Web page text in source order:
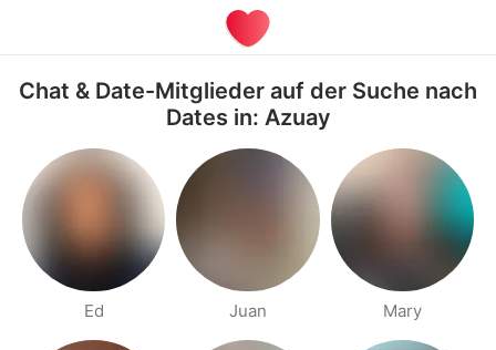
Chat & Date-Mitglieder auf der Suche nach
Dates in: Azuay
Ed Juan Mary